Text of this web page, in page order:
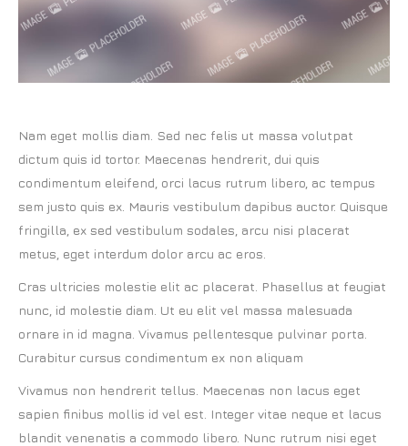
Nam eget mollis diam. Sed nec felis ut massa volutpat
dictum quis id tortor. Maecenas hendrerit, dui quis
condimentum eleifend, orci lacus rutrum libero, ac tempus
sem justo quis ex. Mauris vestibulum dapibus auctor. Quisque
fringilla, ex sed vestibulum sodales, arcu nisi placerat
metus, eget interdum dolor arcu ac eros.
Cras ultricies molestie elit ac placerat. Phasellus at feugiat
nunc, id molestie diam. Ut eu elit vel massa malesuada
ornare in id magna. Vivamus pellentesque pulvinar porta.
Curabitur cursus condimentum ex non aliquam
Vivamus non hendrerit tellus. Maecenas non lacus eget
sapien finibus mollis id vel est. Integer vitae neque et lacus
blandit venenatis a commodo libero. Nunc rutrum nisi eget